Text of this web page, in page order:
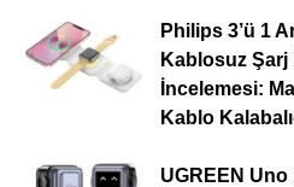
Philips 3’ü 1
Kablosuz
İncelemesi:
Kablo
UGREEN Uno